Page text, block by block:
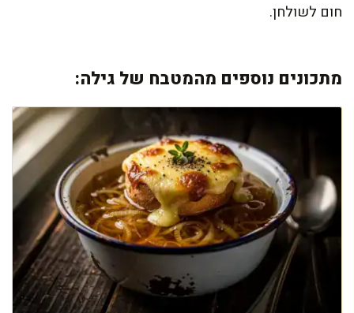
חום לשולחן.
מתכונים נוספים מהמטבח של גילה: